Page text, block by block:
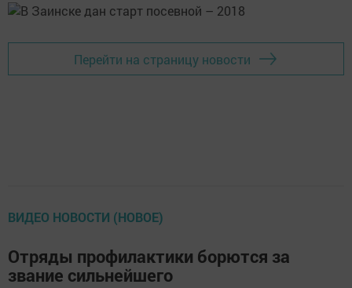
Перейти на страницу новости
ВИДЕО НОВОСТИ (НОВОЕ)
Отряды профилактики борются за
звание сильнейшего